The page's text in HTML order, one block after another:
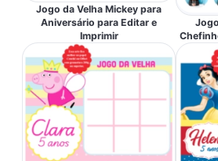
Jogo da Velha Mickey para
Aniversário para Editar e
Imprimir